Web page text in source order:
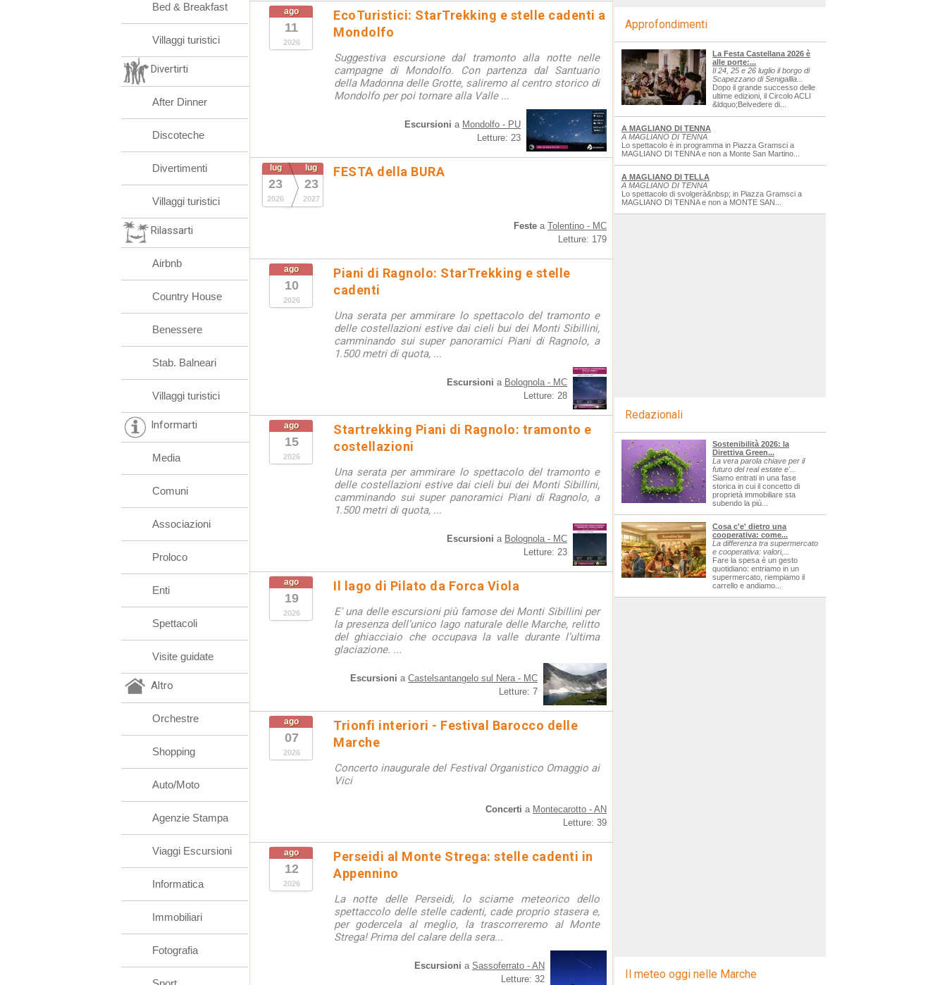
ago
11
2026
EcoTuristici: StarTrekking e stelle cadenti a
Mondolfo
Suggestiva escursione dal tramonto alla notte nelle
campagne di Mondolfo. Con partenza dal Santuario
della Madonna delle Grotte, saliremo al centro storico di
Mondolfo per poi tornare alla Valle ...
Escursioni a Mondolfo - PU
Letture: 23
lug
23
2026
lug
23
2027
FESTA della BURA
Feste a Tolentino - MC
Letture: 179
ago
10
2026
Piani di Ragnolo: StarTrekking e stelle
cadenti
Una serata per ammirare lo spettacolo del tramonto e
delle costellazioni estive dai cieli bui dei Monti Sibillini,
camminando sui super panoramici Piani di Ragnolo, a
1.500 metri di quota, ...
Escursioni a Bolognola - MC
Letture: 28
ago
15
2026
Startrekking Piani di Ragnolo: tramonto e
costellazioni
Una serata per ammirare lo spettacolo del tramonto e
delle costellazioni estive dai cieli bui dei Monti Sibillini,
camminando sui super panoramici Piani di Ragnolo, a
1.500 metri di quota, ...
Escursioni a Bolognola - MC
Letture: 23
ago
19
2026
Il lago di Pilato da Forca Viola
E' una delle escursioni più famose dei Monti Sibillini per
la presenza dell’unico lago naturale delle Marche, relitto
del ghiacciaio che occupava la valle durante l’ultima
glaciazione. ...
Escursioni a Castelsantangelo sul Nera - MC
Letture: 7
ago
07
2026
Trionfi interiori - Festival Barocco delle
Marche
Concerto inaugurale del Festival Organistico Omaggio ai
Vici
Concerti a Montecarotto - AN
Letture: 39
ago
12
2026
Perseidi al Monte Strega: stelle cadenti in
Appennino
La notte delle Perseidi, lo sciame meteorico dello
spettaccolo delle stelle cadenti, cade proprio stasera e,
per godercela al meglio, la trascorreremo al Monte
Strega! Prima del calare della sera...
Escursioni a Sassoferrato - AN
Letture: 32
Bed & Breakfast
Villaggi turistici
Divertirti
After Dinner
Discoteche
Divertimenti
Villaggi turistici
Rilassarti
Airbnb
Country House
Benessere
Stab. Balneari
Villaggi turistici
Informarti
Media
Comuni
Associazioni
Proloco
Enti
Spettacoli
Visite guidate
Altro
Orchestre
Shopping
Auto/Moto
Agenzie Stampa
Viaggi Escursioni
Informatica
Immobiliari
Fotografia
Approfondimenti
La Festa Castellana 2026 è
alle porte:...
Il 24, 25 e 26 luglio il borgo di
Scapezzano di Senigallia...
Dopo il grande successo delle
ultime edizioni, il Circolo ACLI
&ldquo;Belvedere di...
A MAGLIANO DI TENNA
A MAGLIANO DI TENNA
Lo spettacolo è in programma in Piazza Gramsci a
MAGLIANO DI TENNA e non a Monte San Martino...
A MAGLIANO DI TELLA
A MAGLIANO DI TENNA
Lo spettacolo di svolgerà&nbsp; in Piazza Gramsci a
MAGLIANO DI TENNA e non a MONTE SAN...
Redazionali
Sostenibilità 2026: la
Direttiva Green...
La vera parola chiave per il
futuro del real estate e'...
Siamo entrati in una fase
storica in cui il concetto di
proprietà immobiliare sta
subendo la più...
Cosa c'e' dietro una
cooperativa: come...
La differenza tra supermercato
e cooperativa: valori,...
Fare la spesa è un gesto
quotidiano: entriamo in un
supermercato, riempiamo il
carrello e andiamo...
Il meteo oggi nelle Marche